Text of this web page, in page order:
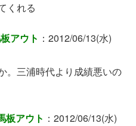
くれる
アウト ：2012/06/13(水)
。三浦時代より成績悪いの
板アウト ：2012/06/13(水)